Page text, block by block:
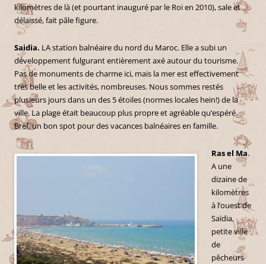
kilomètres de là (et pourtant inauguré par le Roi en 2010), sale et
délaissé, fait pâle figure.
Saidia. LA station balnéaire du nord du Maroc. Elle a subi un
développement fulgurant entièrement axé autour du tourisme.
Pas de monuments de charme ici, mais la mer est effectivement
très belle et les activités, nombreuses. Nous sommes restés
plusieurs jours dans un des 5 étoiles (normes locales hein!) de la
ville. La plage était beaucoup plus propre et agréable qu’espéré.
Bref, un bon spot pour des vacances balnéaires en famille.
Ras el Ma.
A une
dizaine de
kilomètres
à l’ouest de
Saïdia,
petite ville
de
pêcheurs